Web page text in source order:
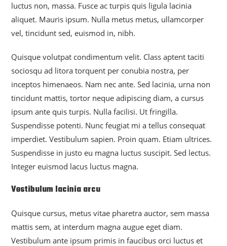
luctus non, massa. Fusce ac turpis quis ligula lacinia
aliquet. Mauris ipsum. Nulla metus metus, ullamcorper
vel, tincidunt sed, euismod in, nibh.
Quisque volutpat condimentum velit. Class aptent taciti
sociosqu ad litora torquent per conubia nostra, per
inceptos himenaeos. Nam nec ante. Sed lacinia, urna non
tincidunt mattis, tortor neque adipiscing diam, a cursus
ipsum ante quis turpis. Nulla facilisi. Ut fringilla.
Suspendisse potenti. Nunc feugiat mi a tellus consequat
imperdiet. Vestibulum sapien. Proin quam. Etiam ultrices.
Suspendisse in justo eu magna luctus suscipit. Sed lectus.
Integer euismod lacus luctus magna.
Vestibulum lacinia arcu
Quisque cursus, metus vitae pharetra auctor, sem massa
mattis sem, at interdum magna augue eget diam.
Vestibulum ante ipsum primis in faucibus orci luctus et